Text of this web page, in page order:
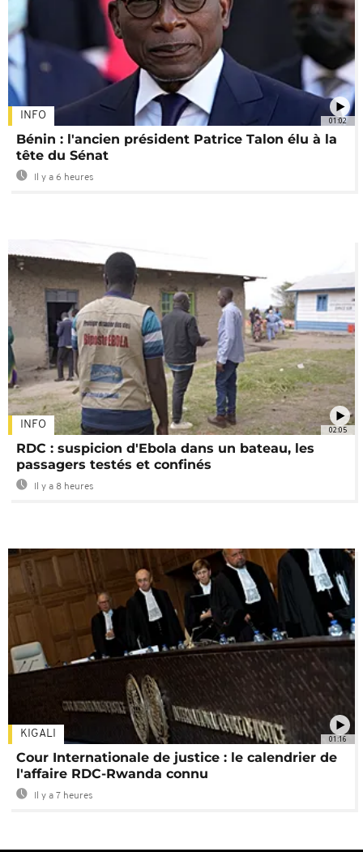
01:02
INFO
Bénin : l'ancien président Patrice Talon élu à la
tête du Sénat
Il y a 6 heures
02:05
INFO
RDC : suspicion d'Ebola dans un bateau, les
passagers testés et confinés
Il y a 8 heures
01:16
KIGALI
Cour Internationale de justice : le calendrier de
l'affaire RDC-Rwanda connu
Il y a 7 heures